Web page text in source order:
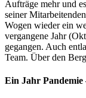
Aufträge mehr und
seiner
Wogen wieder ein
vergangene Jahr
gegangen. Auch
Team. Über den
Ein Jahr Pandemie